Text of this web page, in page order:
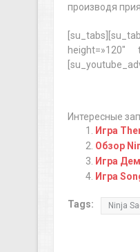
производя
height=»120″
Интересные
Игра
Обзор
Игра
Игра
Tags: Ninja